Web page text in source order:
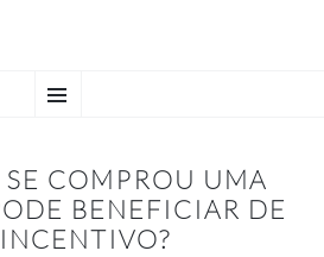
TO
COMPROU UMA
BENEFICIAR DE